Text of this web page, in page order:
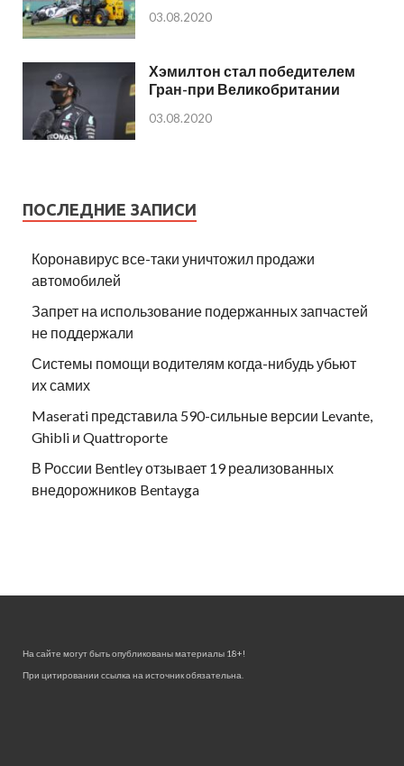
03.08.2020
Хэмилтон стал победителем
Гран-при Великобритании
03.08.2020
ПОСЛЕДНИЕ ЗАПИСИ
Коронавирус все-таки уничтожил продажи
автомобилей
Запрет на использование подержанных запчастей
не поддержали
Системы помощи водителям когда-нибудь убьют
их самих
Maserati представила 590-сильные версии Levante,
Ghibli и Quattroporte
В России Bentley отзывает 19 реализованных
внедорожников Bentayga
На сайте могут быть опубликованы материалы 18+!
При цитировании ссылка на источник обязательна.